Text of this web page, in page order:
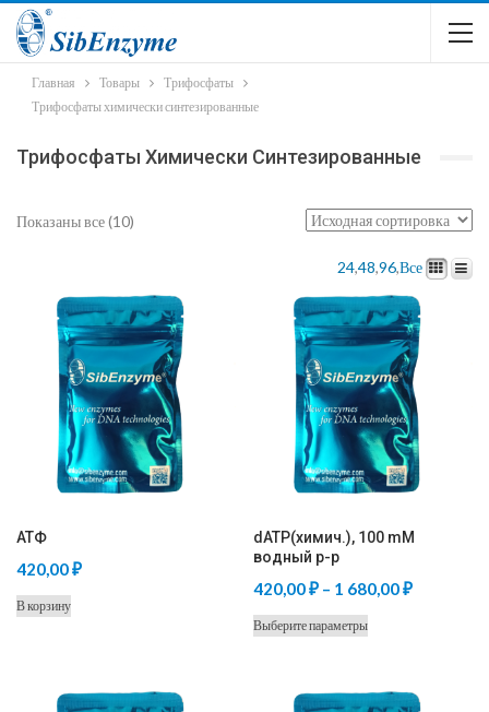
Главная Товары
Трифосфаты
Трифосфаты химически синтезированные
Трифосфаты Химически Синтезированные
Показаны все (10)
24,48,96,Все
АТФ
420,00₽
В корзину
dATP(химич.), 100 mM
водный р-р
420,00₽ – 1 680,00₽Диапазон
1
Выберите параметрыЭтот
несколько